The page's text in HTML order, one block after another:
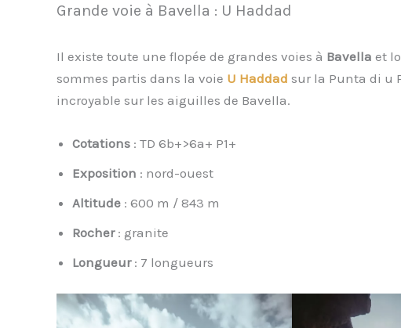
Grande voie à Bavella : U Haddad
Il existe toute une flopée de grandes voies à Bavella et
sommes partis dans la voie U Haddad sur la Punta di u
incroyable sur les aiguilles de Bavella.
Cotations : TD 6b+>6a+ P1+
Exposition : nord-ouest
Altitude : 600 m / 843 m
Rocher : granite
Longueur : 7 longueurs